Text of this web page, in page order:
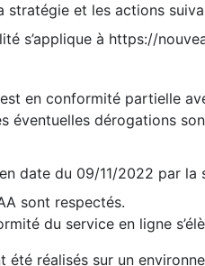
et les actions
s’applique à https://
est en conformité partielle
éventuelles dérogations
date du 09/11/2022 par
sont respectés.
du service en ligne
été réalisés sur un